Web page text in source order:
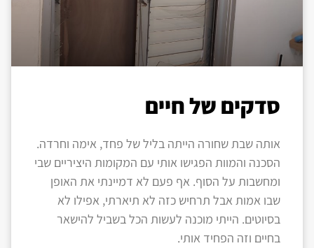
סדקים של חיים
אותה שבת שחורה הייתה בליל של פחד, אימה וחרדה.
הסכנה והמוות הפגישו אותי עם המקומות היציריים שבי
ומחשבות על הסוף. אף פעם לא דמיינתי את האופן
שבו אמות אבל תרחיש כזה לא תיארתי, אפילו לא
בסיוטים. הייתי מוכנה לעשות הכל בשביל להישאר
בחיים וזה הפחיד אותי.